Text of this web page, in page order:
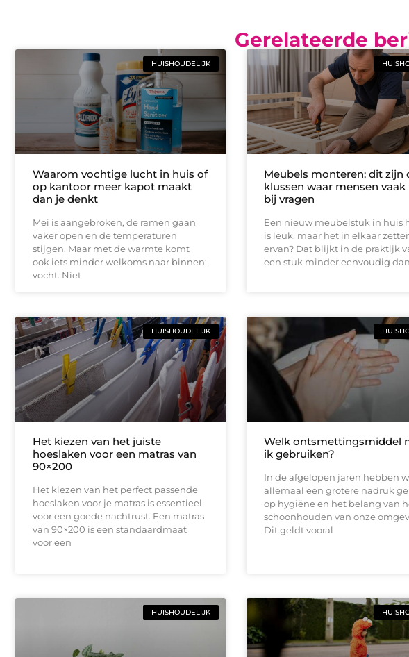
Gerelateerde
HUISHOUDELIJK
Waarom vochtige lucht in huis of
op kantoor meer kapot maakt
dan je denkt
Mei is aangebroken, de ramen gaan
vaker open en de temperaturen
stijgen. Maar met de warmte komt
ook iets minder welkoms naar binnen:
vocht. Niet
Meubels monteren: dit zijn
klussen waar mensen vaak
bij vragen
Een nieuw meubelstuk in huis
is leuk, maar het in elkaar
ervan? Dat blijkt in de praktijk
een stuk minder eenvoudig dan
HUISHOUDELIJK
Het kiezen van het juiste
hoeslaken voor een matras van
90×200
Het kiezen van het perfect passende
hoeslaken voor je matras is essentieel
voor een goede nachtrust. Een matras
van 90×200 is een standaardmaat
voor een
Welk ontsmettingsmiddel
ik gebruiken?
In de afgelopen jaren hebben
allemaal een grotere nadruk
op hygiëne en het belang van
schoonhouden van onze
Dit geldt vooral
HUISHOUDELIJK